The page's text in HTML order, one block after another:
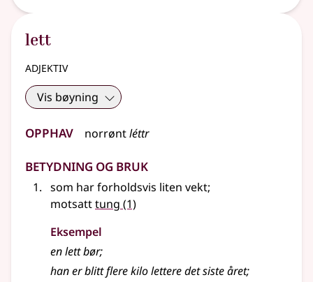
lett
adjektiv
Vis bøyning
Opphav norrøntléttr
Betydning og bruk
som har forholdsvis liten vekt;
motsatttung (1)
Eksempel
enlettbør;
han er blitt flere kilo lettere det siste året;